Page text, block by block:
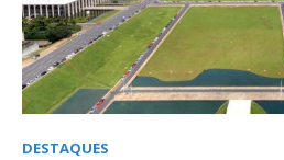
DESTAQUES